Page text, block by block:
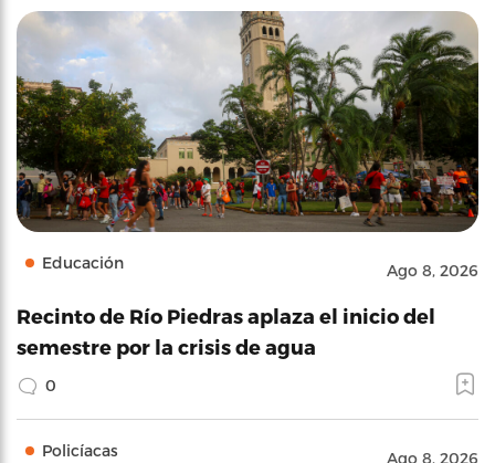
Educación Ago 8, 2026
Recinto de Río Piedras aplaza el inicio del
semestre por la crisis de agua
0
Policíacas Ago 8, 2026